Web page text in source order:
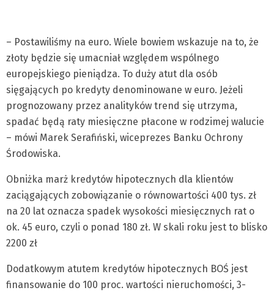
– Postawiliśmy na euro. Wiele bowiem wskazuje na to, że
złoty będzie się umacniał względem wspólnego
europejskiego pieniądza. To duży atut dla osób
sięgających po kredyty denominowane w euro. Jeżeli
prognozowany przez analityków trend się utrzyma,
spadać będą raty miesięczne płacone w rodzimej walucie
– mówi Marek Serafiński, wiceprezes Banku Ochrony
Środowiska.
Obniżka marż kredytów hipotecznych dla klientów
zaciągających zobowiązanie o równowartości 400 tys. zł
na 20 lat oznacza spadek wysokości miesięcznych rat o
ok. 45 euro, czyli o ponad 180 zł. W skali roku jest to blisko
2200 zł
Dodatkowym atutem kredytów hipotecznych BOŚ jest
finansowanie do 100 proc. wartości nieruchomości, 3-